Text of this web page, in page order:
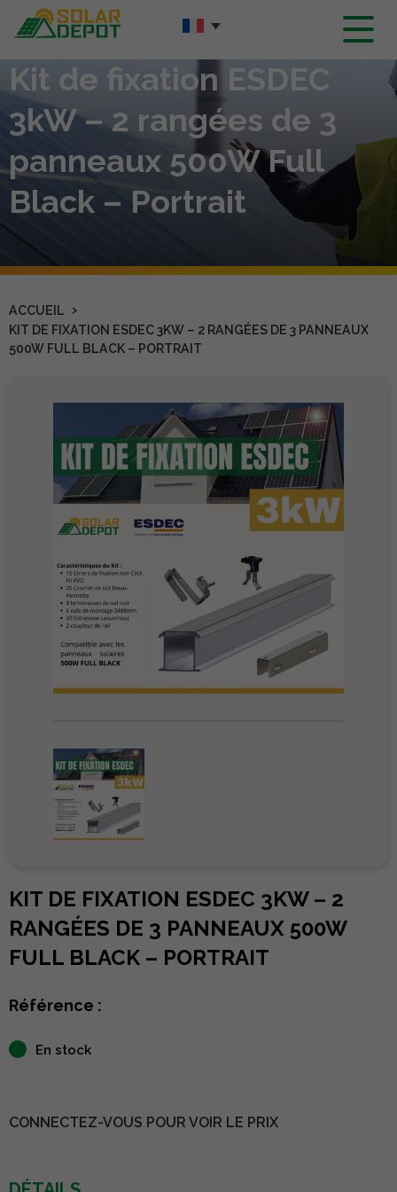
Contenu
principal
Kit de fixation ESDEC
3kW – 2 rangées de 3
panneaux 500W Full
Black – Portrait
ACCUEIL ›
KIT DE FIXATION ESDEC 3KW – 2 RANGÉES DE 3 PANNEAUX
500W FULL BLACK – PORTRAIT
KIT DE FIXATION ESDEC 3KW – 2
RANGÉES DE 3 PANNEAUX 500W
FULL BLACK – PORTRAIT
Référence :
En stock
CONNECTEZ-VOUS POUR VOIR LE PRIX